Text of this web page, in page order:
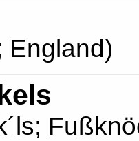
England)